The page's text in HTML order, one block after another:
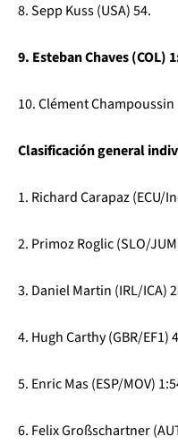
8. Sepp Kuss (USA) 54.
9. Esteban Chaves (COL)
10. Clément Champoussin
Clasificación general
1. Richard Carapaz (ECU/
2. Primoz Roglic (SLO/
3. Daniel Martin (IRL/ICA)
4. Hugh Carthy (GBR/EF1)
5. Enric Mas (ESP/MOV)
6. Felix Großschartner